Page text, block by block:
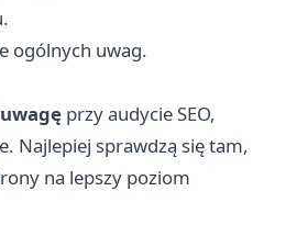
ogólnych uwag.
przy audycie SEO,
Najlepiej sprawdzą się tam,
na lepszy poziom